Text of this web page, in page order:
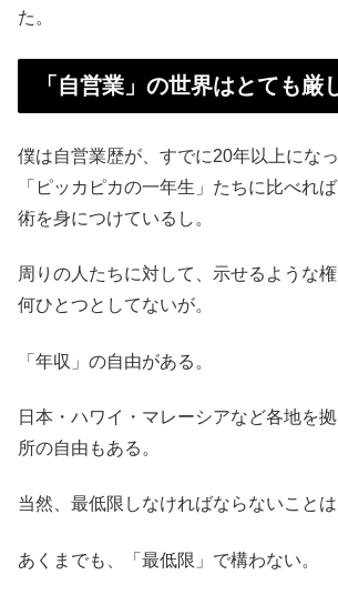
た。
「自営業」の世界はとても厳
僕は自営業歴が、すでに20年以上になっ
「ピッカピカの一年生」たちに比べれ
術を身につけているし。
周りの人たちに対して、示せるような
何ひとつとしてないが。
「年収」の自由がある。
日本・ハワイ・マレーシアなど各地を
所の自由もある。
当然、最低限しなければならないことは
あくまでも、「最低限」で構わない。